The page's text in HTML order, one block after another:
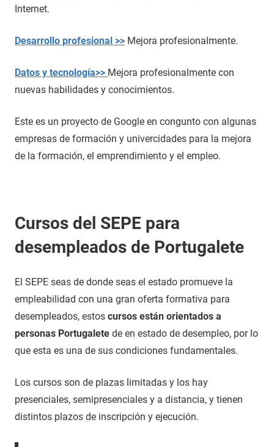
Internet.
Desarrollo profesional >> Mejora profesionalmente.
Datos y tecnología>> Mejora profesionalmente con
nuevas habilidades y conocimientos.
Este es un proyecto de Google en congunto con algunas
empresas de formación y univercidades para la mejora
de la formación, el emprendimiento y el empleo.
Cursos del SEPE para
desempleados de Portugalete
El SEPE seas de donde seas el estado promueve la
empleabilidad con una gran oferta formativa para
desempleados, estos cursos están orientados a
personas Portugalete de en estado de desempleo, por lo
que esta es una de sus condiciones fundamentales.
Los cursos son de plazas limitadas y los hay
presenciales, semipresenciales y a distancia, y tienen
distintos plazos de inscripción y ejecución.